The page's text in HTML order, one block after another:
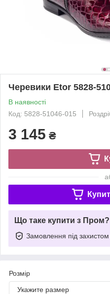
Черевики Etor 5828-
В наявності
Код: 5828-51046-015
3 145 ₴
Що таке купити з Пром?
Замовлення під захистом
Розмір
Укажите размер